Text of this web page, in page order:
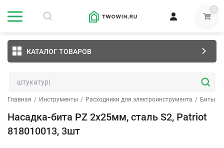
0
КАТАЛОГ ТОВАРОВ
Главная / Инструменты / Расходники для электроинструмента / Биты
Насадка-бита PZ 2х25мм, сталь S2, Patriot
818010013, 3шт